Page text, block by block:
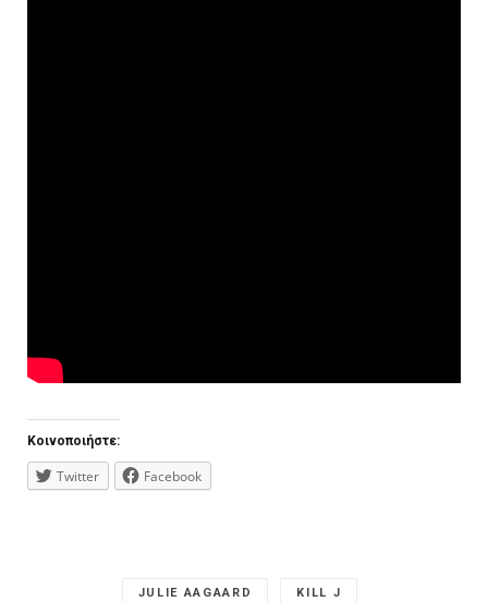
Κοινοποιήστε:
Twitter Facebook
JULIE AAGAARD KILL J